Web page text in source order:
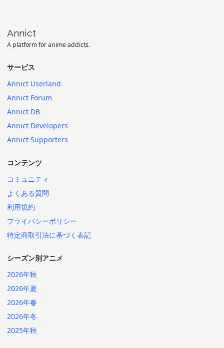
Annict
A platform for anime addicts.
サービス
Annict Userland
Annict Forum
Annict DB
Annict Developers
Annict Supporters
コンテンツ
コミュニティ
よくある質問
利用規約
プライバシーポリシー
特定商取引法に基づく表記
シーズン別アニメ
2026年秋
2026年夏
2026年春
2026年冬
2025年秋